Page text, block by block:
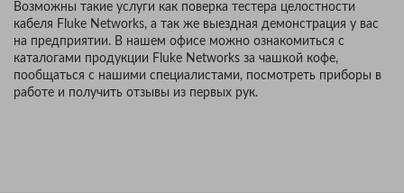
Возможны такие услуги как поверка тестера целостности
кабеля Fluke Networks, а так же выездная демонстрация у вас
на предприятии. В нашем офисе можно ознакомиться с
каталогами продукции Fluke Networks за чашкой кофе,
пообщаться с нашими специалистами, посмотреть приборы в
работе и получить отзывы из первых рук.